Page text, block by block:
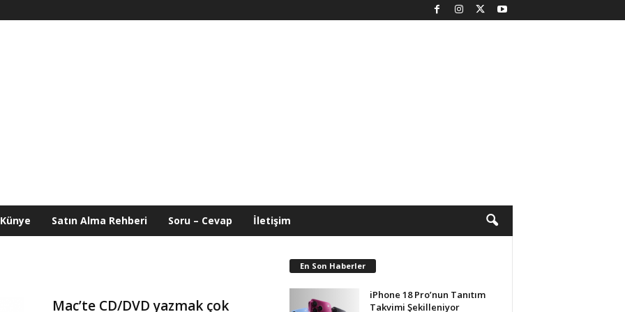
Künye Satın Alma Rehberi Soru – Cevap İletişim
Mac’te CD/DVD yazmak çok
En Son Haberler
iPhone 18 Pro’nun Tanıtım
Takvimi Şekilleniyor